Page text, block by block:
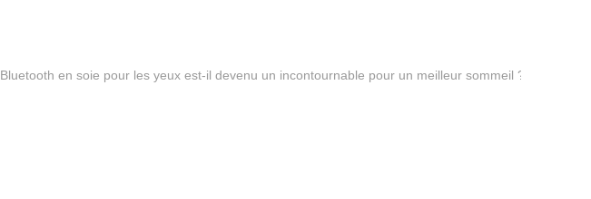
en soie pour les yeux est-il devenu un incontournable pour un meilleur sommeil ?